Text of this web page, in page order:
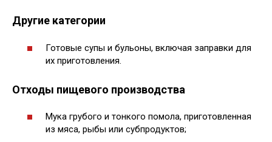
Другие категории
Готовые супы и бульоны, включая заправки для
их приготовления.
Отходы пищевого производства
Мука грубого и тонкого помола, приготовленная
из мяса, рыбы или субпродуктов;